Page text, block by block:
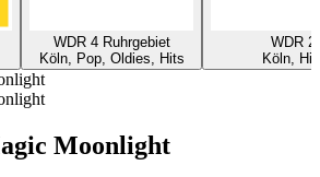
WDR 4 Ruhrgebiet
Köln, Pop, Oldies, Hits
WDR 2
Köln,
Moonlight